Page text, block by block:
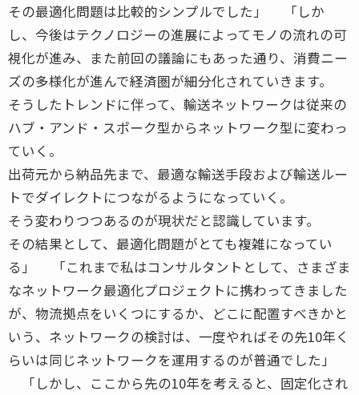
その最適化問題は比較的シンプルでした」 「しか
し、今後はテクノロジーの進展によってモノの流れの可
視化が進み、また前回の議論にもあった通り、消費ニー
ズの多様化が進んで経済圏が細分化されていきます。
そうしたトレンドに伴って、輸送ネットワークは従来の
ハブ・アンド・スポーク型からネットワーク型に変わっ
ていく。
出荷元から納品先まで、最適な輸送手段および輸送ルー
トでダイレクトにつながるようになっていく。
そう変わりつつあるのが現状だと認識しています。
その結果として、最適化問題がとても複雑になってい
る」 「これまで私はコンサルタントとして、さまざま
なネットワーク最適化プロジェクトに携わってきました
が、物流拠点をいくつにするか、どこに配置すべきかと
いう、ネットワークの検討は、一度やればその先10年く
らいは同じネットワークを運用するのが普通でした」
「しかし、ここから先の10年を考えると、固定化され